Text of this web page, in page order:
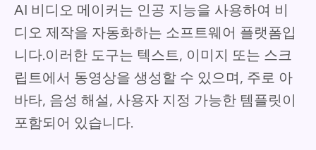
AI 비디오 메이커는 인공 지능을 사용하여 비
디오 제작을 자동화하는 소프트웨어 플랫폼입
니다.이러한 도구는 텍스트, 이미지 또는 스크
립트에서 동영상을 생성할 수 있으며, 주로 아
바타, 음성 해설, 사용자 지정 가능한 템플릿이
포함되어 있습니다.